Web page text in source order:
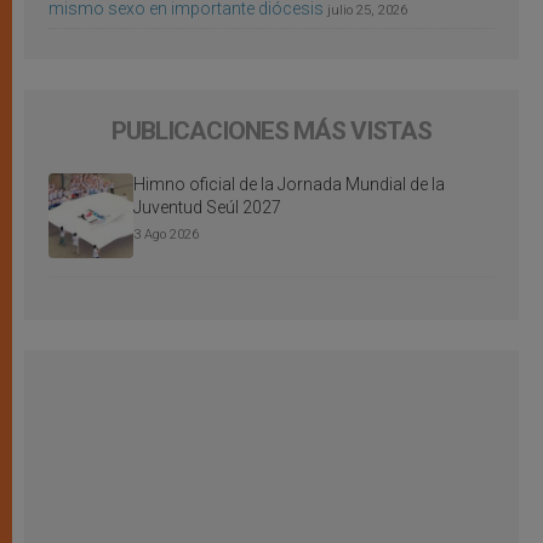
mismo sexo en importante diócesis julio 25, 2026
PUBLICACIONES MÁS VISTAS
Himno oficial de la Jornada Mundial de la
Juventud Seúl 2027
3 Ago 2026